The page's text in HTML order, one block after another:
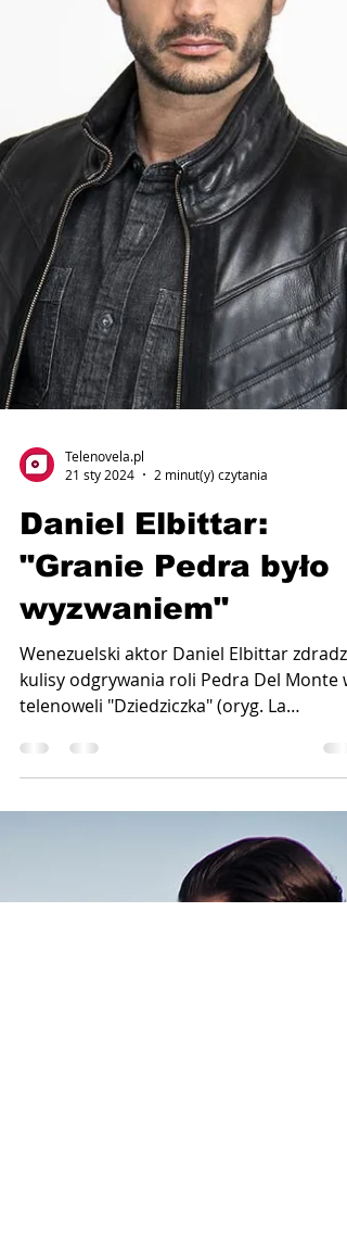
21 sty 2024
2 minut(y) czytania
Daniel Elbittar:
"Granie Pedra było
wyzwaniem"
Wenezuelski aktor Daniel Elbittar zdradził